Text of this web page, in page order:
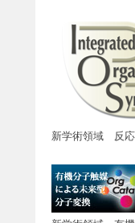
新学術領域 反